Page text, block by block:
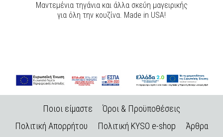
Μαντεμένια τηγάνια και άλλα σκεύη μαγειρικής
για όλη την κουζίνα. Made in USA!
Ποιοι είμαστε
Όροι & Προϋποθέσεις
Πολιτική Απορρήτου
Πολιτική KYSO e-shop
Άρθρα